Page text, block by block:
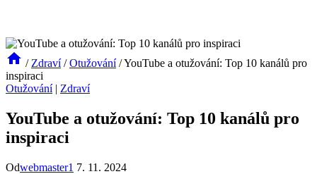
/ Zdraví / Otužování /YouTube a otužování: Top 10 kanálů pro
inspiraci
Otužování| Zdraví
YouTube a otužování: Top 10 kanálů pro
inspiraci
Odwebmaster1 7. 11. 2024